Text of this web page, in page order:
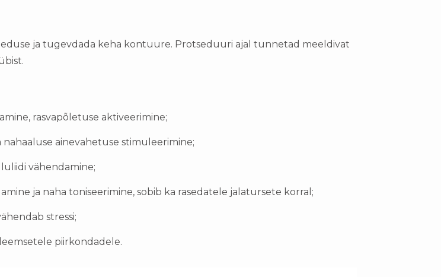
ja tugevdada keha kontuure. Protseduuri ajal tunnetad meeldivat
rasvapõletuse aktiveerimine;
nahaaluse ainevahetuse stimuleerimine;
vähendamine;
ja naha toniseerimine, sobib ka rasedatele jalatursete korral;
stressi;
piirkondadele.